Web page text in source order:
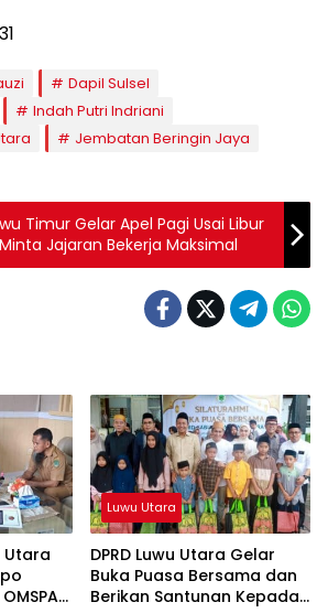
Dapil Sulsel
Indah Putri Indriani
Jembatan Beringin Jaya
Timur Gelar Apel Pagi Usai Libur
Jajaran Bekerja Maksimal
Utara
Luwu Utara
DPRD Luwu Utara Gelar
Buka Puasa Bersama dan
Berikan Santunan Kepada